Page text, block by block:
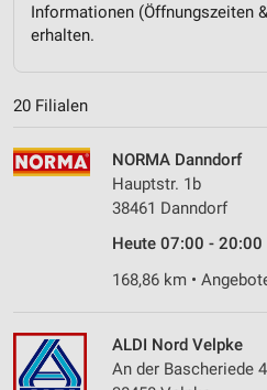
Informationen (Öffnungszeiten
erhalten.
20 Filialen
NORMA Danndorf
Hauptstr. 1b
38461 Danndorf
Heute 07:00 - 20:00
168,86 km •
ALDI Nord Velpke
An der Bascheriede 4